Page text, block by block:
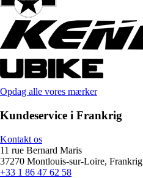
Opdag alle vores mærker
Kundeservice i Frankrig
Kontakt os
11 rue Bernard Maris
37270 Montlouis-sur-Loire, Frankrig
+33 1 86 47 62 58